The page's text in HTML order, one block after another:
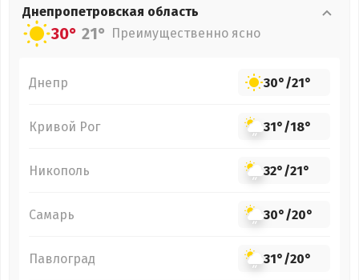
Днепропетровская область
30° 21° Преимущественно ясно
Днепр 30°/21°
Кривой Рог 31°/18°
Никополь 32°/21°
Самарь 30°/20°
Павлоград 31°/20°